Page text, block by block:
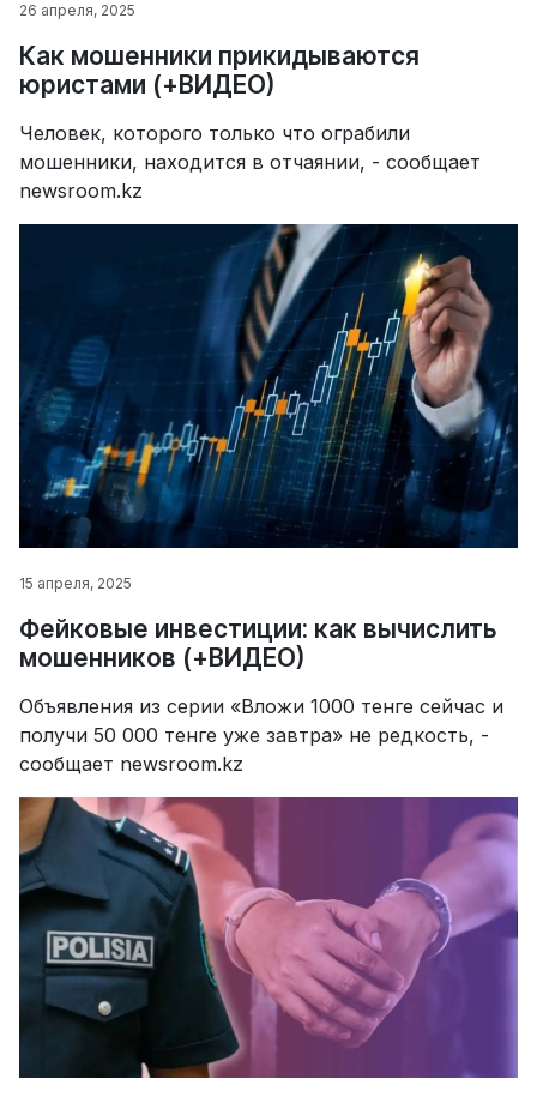
26 апреля, 2025
Как мошенники прикидываются
юристами (+ВИДЕО)
Человек, которого только что ограбили
мошенники, находится в отчаянии, - сообщает
newsroom.kz
15 апреля, 2025
Фейковые инвестиции: как вычислить
мошенников (+ВИДЕО)
Объявления из серии «Вложи 1000 тенге сейчас и
получи 50 000 тенге уже завтра» не редкость, -
сообщает newsroom.kz